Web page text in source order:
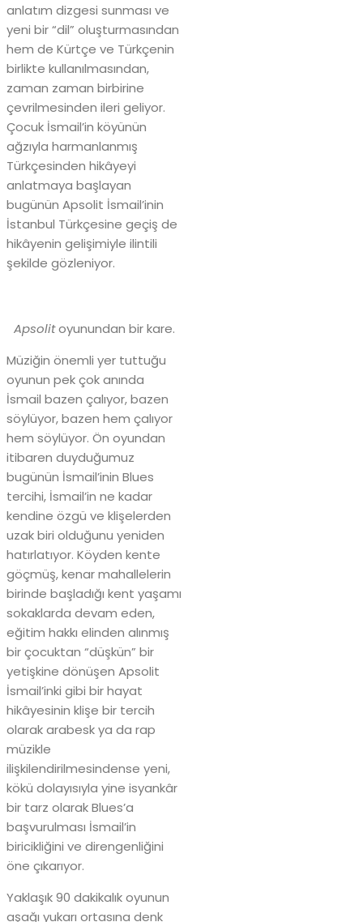
anlatım dizgesi sunması ve
yeni bir “dil” oluşturmasından
hem de Kürtçe ve Türkçenin
birlikte kullanılmasından,
zaman zaman birbirine
çevrilmesinden ileri geliyor.
Çocuk İsmail’in köyünün
ağzıyla harmanlanmış
Türkçesinden hikâyeyi
anlatmaya başlayan
bugünün Apsolit İsmail’inin
İstanbul Türkçesine geçiş de
hikâyenin gelişimiyle ilintili
şekilde gözleniyor.
Apsolitoyunundan bir kare.
Müziğin önemli yer tuttuğu
oyunun pek çok anında
İsmail bazen çalıyor, bazen
söylüyor, bazen hem çalıyor
hem söylüyor. Ön oyundan
itibaren duyduğumuz
bugünün İsmail’inin Blues
tercihi, İsmail’in ne kadar
kendine özgü ve klişelerden
uzak biri olduğunu yeniden
hatırlatıyor. Köyden kente
göçmüş, kenar mahallelerin
birinde başladığı kent yaşamı
sokaklarda devam eden,
eğitim hakkı elinden alınmış
bir çocuktan “düşkün” bir
yetişkine dönüşen Apsolit
İsmail’inki gibi bir hayat
hikâyesinin klişe bir tercih
olarak arabesk ya da rap
müzikle
ilişkilendirilmesindense yeni,
kökü dolayısıyla yine isyankâr
bir tarz olarak Blues’a
başvurulması İsmail’in
biricikliğini ve direngenliğini
öne çıkarıyor.
Yaklaşık 90 dakikalık oyunun
aşağı yukarı ortasına denk